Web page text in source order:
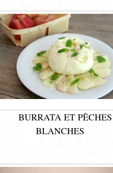
BURRATA ET PÊCHES
BLANCHES